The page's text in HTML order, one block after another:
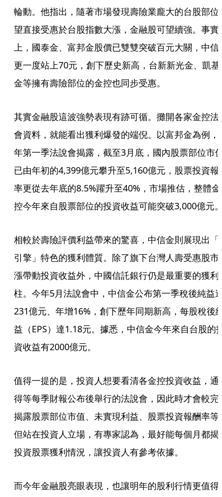
輪動。他指出，隨著市場發現壽險業龐大的台股部位
望直接受惠於台股指數大漲，金融股可望續強。事實
上，國泰金、富邦金股價已雙雙突破百元大關，中信
更一度站上70元，創下歷史新高，台新新光金、凱基
金等擁有壽險部位的金控也同步受惠。
其實金融股這波強勢表現有跡可循。攤開各家金控法
會資料，就能看出獲利爆發的端倪。以富邦金為例，
年第一季法說會揭露，截至3月底，國內股票部位市
已由年初的4,399億元攀升至5,160億元，股票投資報
率更從去年底的8.5%躍升至40%，市場推估，整體金
控今年來自股票部位的投資收益可能突破3,000億元
相較於壽險評價利益帶來的驚喜，中信金則展現出「
引擎」特色的獲利體質。除了旗下台灣人壽受惠股市
漲帶動投資收益外，中國信託銀行仍是最重要的獲利
柱。今年5月法說會中，中信金公布第一季稅後純益
231億元、年增16%，創下歷年同期新高，每股稅後
益（EPS）達1.18元。據悉，中信金今年來自台股的
資收益有2000億元。
值得一提的是，投資人想要看清各金控投資收益，通
得等每季財報公布後舉行的法說會，因此時才會較完
揭露股票部位市值、未實現利益、股票投資報酬率等
但站在投資人立場，有專家認為，最好能每個月都揭
投資股票獲利情況，讓投資人有參考依據。
而今年金融股亮眼表現，也讓明年的股利行情更值得